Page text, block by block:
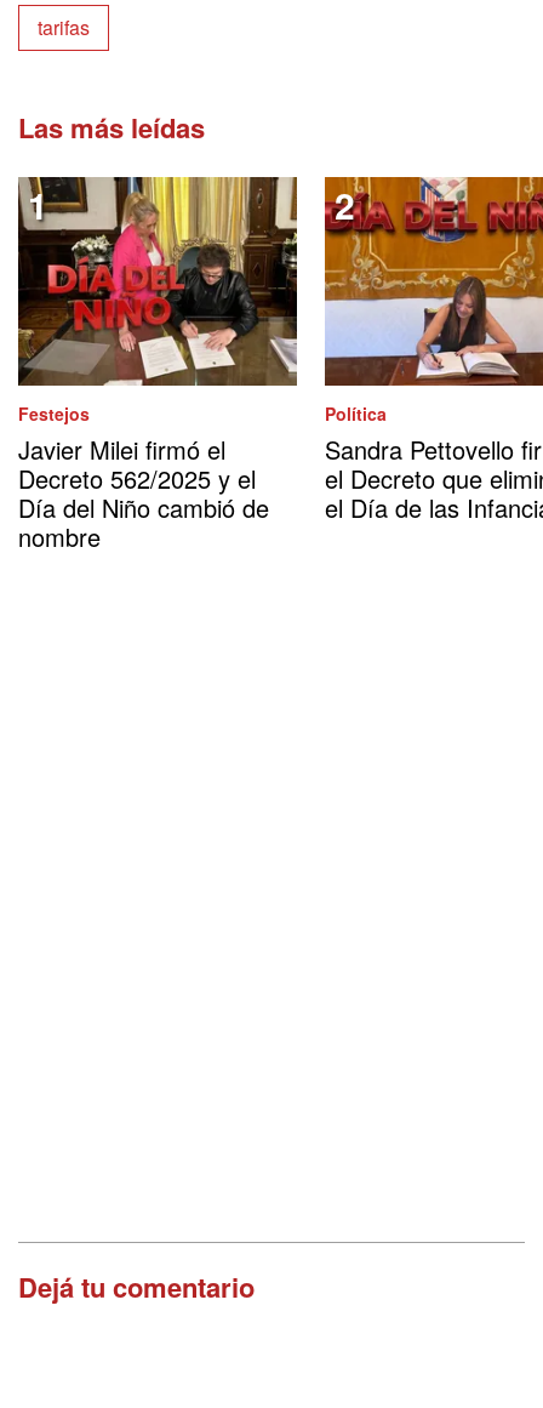
tarifas
Las más leídas
Festejos
Javier Milei firmó el
Decreto 562/2025 y el
Día del Niño cambió de
nombre
Política
Sandra Pettovello
el Decreto que
el Día de las
Dejá tu comentario